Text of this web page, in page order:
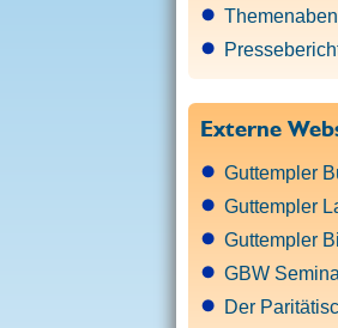
Externe
Guttempler
Guttempler
Guttempler
GBW
Der